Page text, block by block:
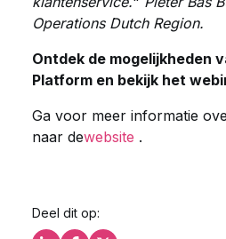
Operations Dutch Region.
Ontdek de mogelijkheden
Platform en bekijk het
Ga voor meer informatie
naar dewebsite .
Deel dit op: